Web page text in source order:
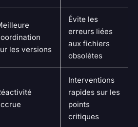
les versions
Évite les
erreurs liées
aux fichiers
obsolètes
Interventions
rapides sur les
points
critiques